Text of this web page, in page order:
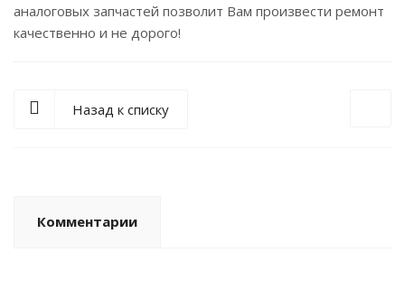
аналоговых запчастей позволит Вам произвести ремонт
качественно и не дорого!
Назад к списку
Комментарии